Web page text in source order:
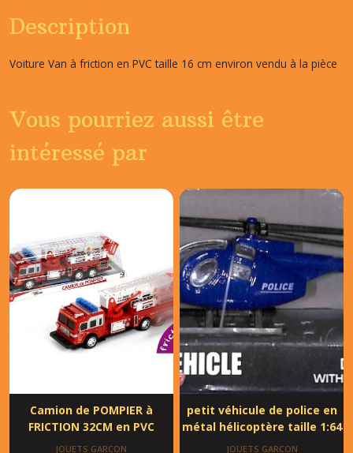
Description
Voiture Van à friction en PVC taille 16 cm environ vendu à la pièce
Vous pourriez aussi être
intéressé par
Camion de POMPIER à
FRICTION 32CM en PVC
JOUETS GARCON
petit véhicule de police en
métal hélicoptère taille 1:64
JOUETS GARCON